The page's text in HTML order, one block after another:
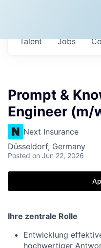
Jobs
Talent
Prompt &
Engineer (m/
Next Insurance
Düsseldorf, Germany
Posted on Jun 22, 2026
Ihre zentrale Rolle
Entwicklung
hochwertiger